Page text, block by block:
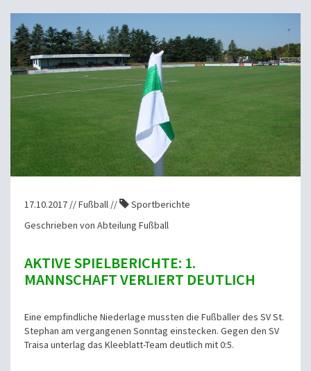
17.10.2017 // Fußball //
Sportberichte
Geschrieben von Abteilung Fußball
AKTIVE SPIELBERICHTE: 1.
MANNSCHAFT VERLIERT DEUTLICH
Eine empfindliche Niederlage mussten die Fußballer des SV St.
Stephan am vergangenen Sonntag einstecken. Gegen den SV
Traisa unterlag das Kleeblatt-Team deutlich mit 0:5.